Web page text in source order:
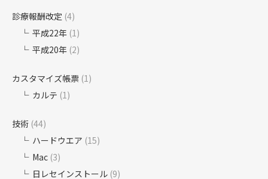
診療報酬改定 (4)
平成22年 (1)
平成20年 (2)
カスタマイズ帳票 (1)
カルテ (1)
技術 (44)
ハードウエア (15)
Mac (3)
日レセインストール (9)